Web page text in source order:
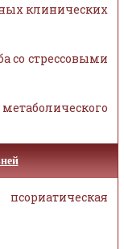
клинических
со стрессовыми